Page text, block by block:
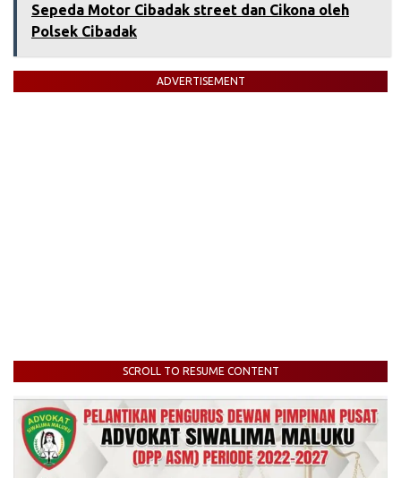
Sepeda Motor Cibadak street dan Cikona oleh
Polsek Cibadak
ADVERTISEMENT
SCROLL TO RESUME CONTENT